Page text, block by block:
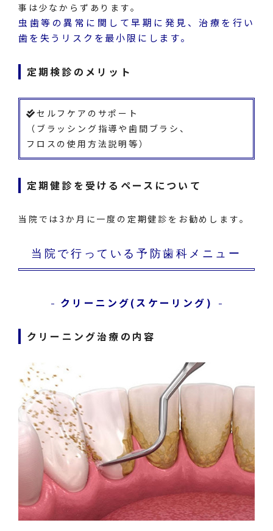
事は少なからずあります。
虫歯等の異常に関して早期に発見、治療を行い
歯を失うリスクを最小限にします。
定期検診のメリット
セルフケアのサポート
（ブラッシング指導や歯間ブラシ、
フロスの使用方法説明等）
定期健診を受けるペースについて
当院では3か月に一度の定期健診をお勧めします。
当院で行っている予防歯科メニュー
クリーニング(スケーリング)
クリーニング治療の内容